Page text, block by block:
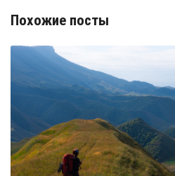
Похожие посты